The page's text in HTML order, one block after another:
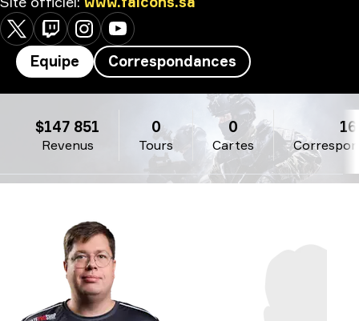
Equipe Correspondances
Revenus
$147 851
Tours
0
Cartes
0 16